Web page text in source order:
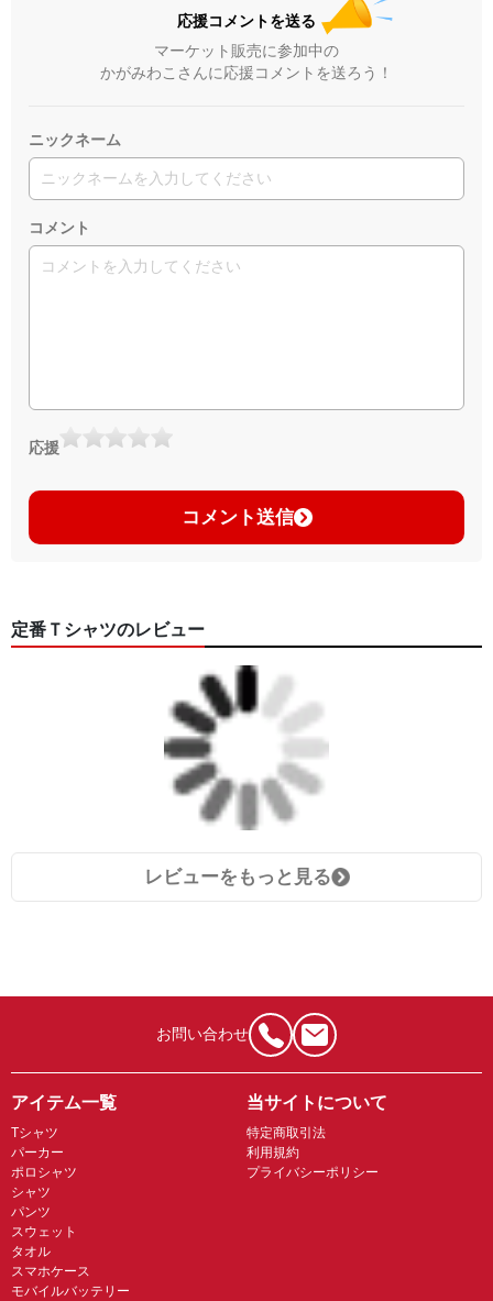
応援コメントを送る
マーケット販売に参加中の
かがみわこさんに応援コメントを送ろう！
ニックネーム
コメント
応援
コメント送信
定番Ｔシャツのレビュー
レビューをもっと見る
お問い合わせ
アイテム一覧
Tシャツ
パーカー
ポロシャツ
シャツ
パンツ
スウェット
タオル
スマホケース
モバイルバッテリー
当サイトについて
特定商取引法
利用規約
プライバシーポリシー